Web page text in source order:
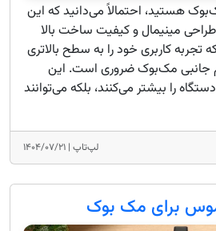
هستید، احتمالاً می‌دانید که این
مینیمال و کیفیت ساخت بالا
تجربه کاربری خود را به سطح بالاتری
جانبی مک‌بوک ضروری است. این
دستگاه را بیشتر می‌کنند، بلکه می‌توانند
لپ‌تاپ | ۱۴۰۴/۰۷/۲۱
موس برای مک بوک